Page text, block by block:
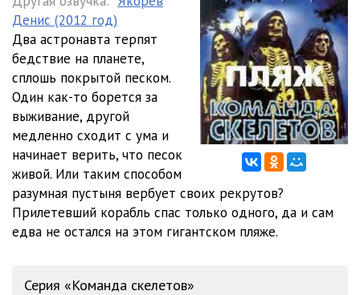
Денис (2012 год)
Два астронавта терпят
бедствие на планете,
сплошь покрытой песком.
Один как-то борется за
выживание, другой
медленно сходит с ума и
начинает верить, что песок
живой. Или таким способом
разумная пустыня вербует своих рекрутов?
Прилетевший корабль спас только одного, да и сам
едва не остался на этом гигантском пляже.
Серия «Команда скелетов»